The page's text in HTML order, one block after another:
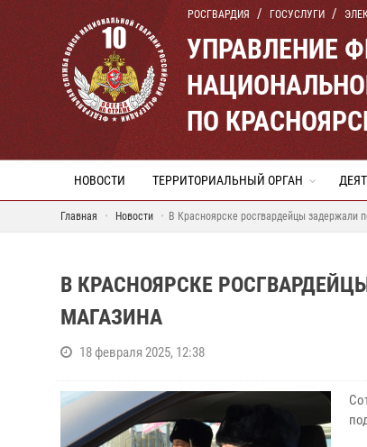
РОСГВАРДИЯ ГОСУСЛУГИ
УПРАВЛЕНИЕ
ПО
НОВОСТИ ТЕРРИТОРИАЛЬНЫЙ ОРГАН
Главная Новости В Красноярске росгвардейцы задержали
В КРАСНОЯРСКЕ
МАГАЗИНА
18 февраля 2025, 12:38